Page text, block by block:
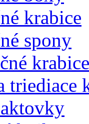
krabice
spony
triediace